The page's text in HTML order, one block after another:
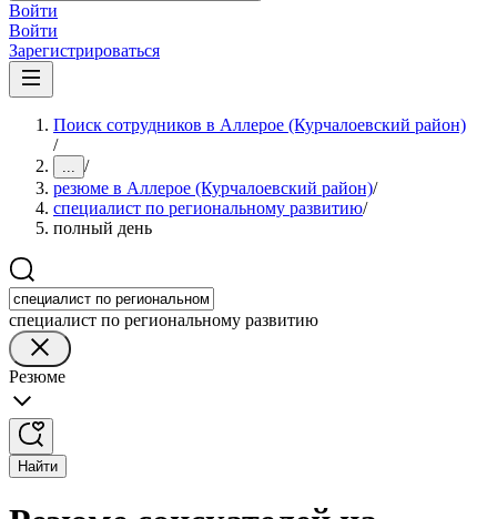
Войти
Войти
Зарегистрироваться
Поиск сотрудников в Аллерое (Курчалоевский район)
/
... /
резюме в Аллерое (Курчалоевский район)/
специалист по региональному развитию/
полный день
специалист по региональному развитию
Резюме
Найти